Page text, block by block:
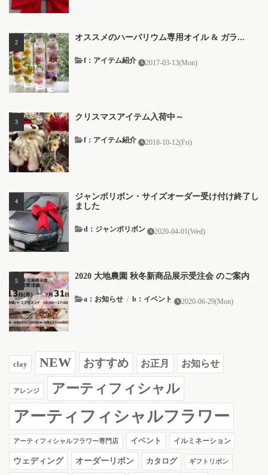
オススメのハーバリウム専用オイル & ガラ...
2017-03-13(Mon)
f：アイテム紹介
クリスマスアイテム入荷中～
2018-10-12(Fri)
f：アイテム紹介
ジャンボリボン・サイズオーダー受け付け終了し
ました
2020-04-01(Wed)
d：ジャンボリボン
2020 大地農園 秋冬新商品展示受注会 のご案内
2020-06-29(Mon)
a：お知らせ / b：イベント
clay NEW おすすめ お正月 お知らせ
アレンジ アーティフィシャル
アーティフィシャルフラワー
アーティフィシャルフラワー専門店 イベント イルミネーション
ウェディング オーダーリボン カタログ ギフトリボン